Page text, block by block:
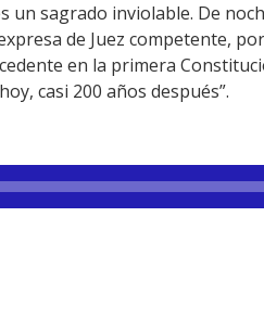
un sagrado inviolable. De
de Juez competente,
en la primera
casi 200 años después”.